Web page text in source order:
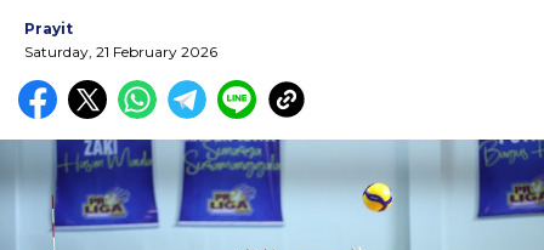
Prayit
Saturday, 21 February 2026